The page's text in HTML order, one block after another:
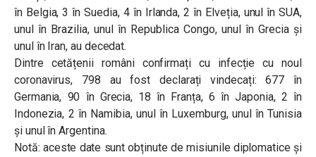
în Belgia, 3 în Suedia, 4 în Irlanda, 2 în Elveția, unul în SUA,
unul în Brazilia, unul în Republica Congo, unul în Grecia și
unul în Iran, au decedat.
Dintre cetățenii români confirmați cu infecție cu noul
coronavirus, 798 au fost declarați vindecați: 677 în
Germania, 90 în Grecia, 18 în Franța, 6 în Japonia, 2 în
Indonezia, 2 în Namibia, unul în Luxemburg, unul în Tunisia
și unul în Argentina.
Notă: aceste date sunt obținute de misiunile diplomatice și